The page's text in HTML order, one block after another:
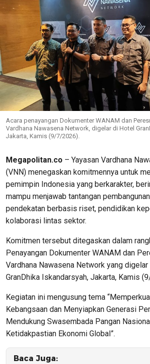
Acara penayangan Dokumenter WANAM dan
Vardhana Nawasena Network, digelar di Hotel
Jakarta, Kamis (9/7/2026).
Megapolitan.co – Yayasan Vardhana
(VNN) menegaskan komitmennya untuk
pemimpin Indonesia yang berkarakter,
mampu menjawab tantangan
pendekatan berbasis riset, pendidikan
kolaborasi lintas sektor.
Komitmen tersebut ditegaskan dalam
Penayangan Dokumenter WANAM dan
Vardhana Nawasena Network yang
GranDhika Iskandarsyah, Jakarta, Kamis
Kegiatan ini mengusung tema
Kebangsaan dan Menyiapkan Generasi
Mendukung Swasembada Pangan
Ketidakpastian Ekonomi Global”.
Baca Juga: